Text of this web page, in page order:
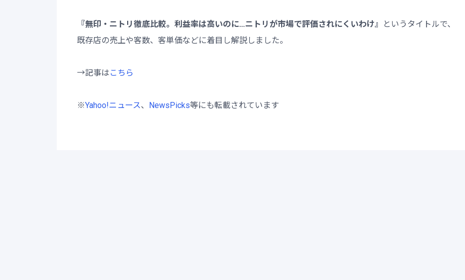
『無印・ニトリ徹底比較。利益率は高いのに…ニトリが市場で評価されにくいわけ』
というタイトルで、
既存店の売上や客数、客単価などに着目し解説しました。
→記事は こ ちら
※Yahoo!ニュース、 NewsPicks等にも転載されています